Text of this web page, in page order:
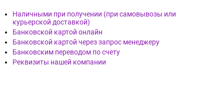
Наличными при получении (при самовывозы или
курьерской доставкой)
Банковской картой онлайн
Банковской картой через запрос менеджеру
Банковским переводом по счету
Реквизиты нашей компании